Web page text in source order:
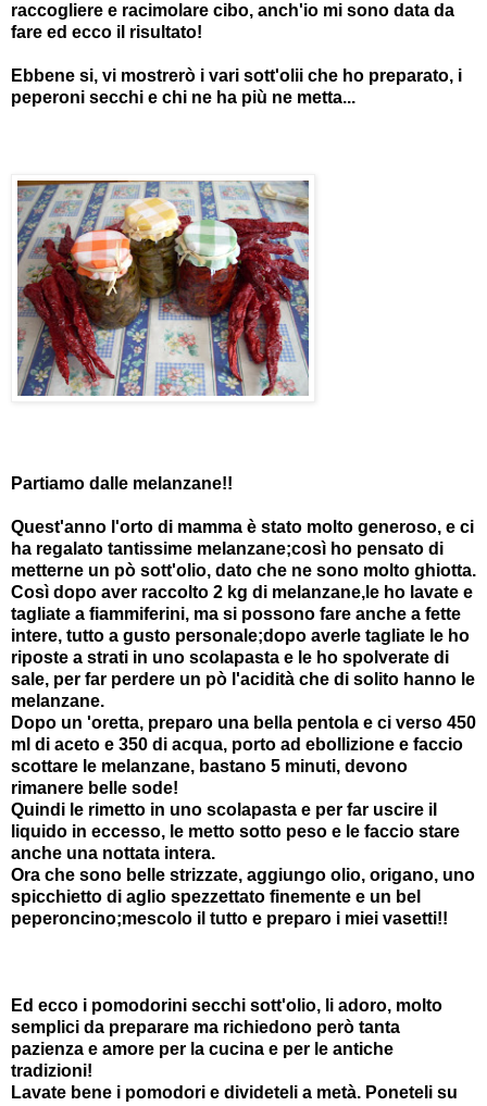
raccogliere e racimolare cibo, anch'io mi sono data da
fare ed ecco il risultato!
Ebbene si, vi mostrerò i vari sott'olii che ho preparato, i
peperoni secchi e chi ne ha più ne metta...
Partiamo dalle melanzane!!
Quest'anno l'orto di mamma è stato molto generoso, e ci
ha regalato tantissime melanzane;così ho pensato di
metterne un pò sott'olio, dato che ne sono molto ghiotta.
Così dopo aver raccolto 2 kg di melanzane,le ho lavate e
tagliate a fiammiferini, ma si possono fare anche a fette
intere, tutto a gusto personale;dopo averle tagliate le ho
riposte a strati in uno scolapasta e le ho spolverate di
sale, per far perdere un pò l'acidità che di solito hanno le
melanzane.
Dopo un 'oretta, preparo una bella pentola e ci verso 450
ml di aceto e 350 di acqua, porto ad ebollizione e faccio
scottare le melanzane, bastano 5 minuti, devono
rimanere belle sode!
Quindi le rimetto in uno scolapasta e per far uscire il
liquido in eccesso, le metto sotto peso e le faccio stare
anche una nottata intera.
Ora che sono belle strizzate, aggiungo olio, origano, uno
spicchietto di aglio spezzettato finemente e un bel
peperoncino;mescolo il tutto e preparo i miei vasetti!!
Ed ecco i pomodorini secchi sott'olio, li adoro, molto
semplici da preparare ma richiedono però tanta
pazienza e amore per la cucina e per le antiche
tradizioni!
Lavate bene i pomodori e divideteli a metà. Poneteli su